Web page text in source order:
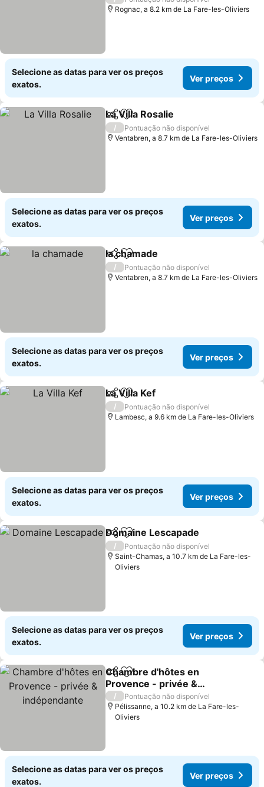
Rognac, a 8.2 km de La Fare-les-Oliviers
Selecione as datas para ver os preços
exatos.
Ver preços
PartilharAdicionar aos favoritos
La Villa Rosalie
/
Pontuação não disponível
Ventabren, a 8.7 km de La Fare-les-Oliviers
Selecione as datas para ver os preços
exatos.
Ver preços
PartilharAdicionar aos favoritos
la chamade
/
Pontuação não disponível
Ventabren, a 8.7 km de La Fare-les-Oliviers
Selecione as datas para ver os preços
exatos.
Ver preços
PartilharAdicionar aos favoritos
La Villa Kef
/
Pontuação não disponível
Lambesc, a 9.6 km de La Fare-les-Oliviers
Selecione as datas para ver os preços
exatos.
Ver preços
PartilharAdicionar aos favoritos
Domaine Lescapade
/
Pontuação não disponível
Saint-Chamas, a 10.7 km de La Fare-les-
Oliviers
Selecione as datas para ver os preços
exatos.
Ver preços
PartilharAdicionar aos favoritos
Chambre d'hôtes en
Provence - privée &
indépendante
Ver preços
/
Pontuação não disponível
Pélissanne, a 10.2 km de La Fare-les-
Oliviers
Selecione as datas para ver os preços
exatos.
Ver preços